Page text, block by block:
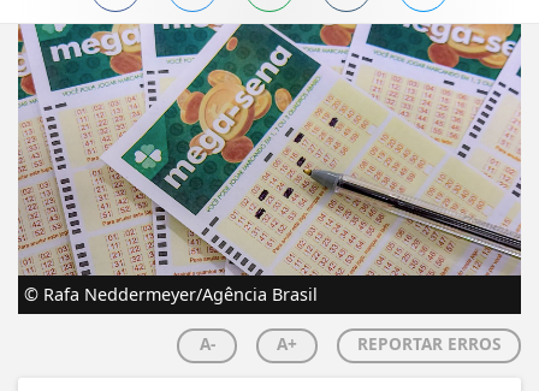
© Rafa Neddermeyer/Agência Brasil
A- A+ REPORTAR ERROS